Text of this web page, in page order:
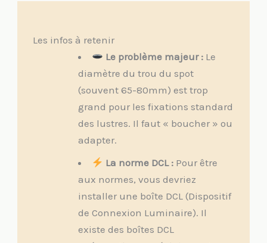
Les infos à retenir
Le problème majeur : Le
diamètre du trou du spot
(souvent 65-80mm) est trop
grand pour les fixations standard
des lustres. Il faut « boucher » ou
adapter.
La norme DCL : Pour être
aux normes, vous devriez
installer une boîte DCL (Dispositif
de Connexion Luminaire). Il
existe des boîtes DCL